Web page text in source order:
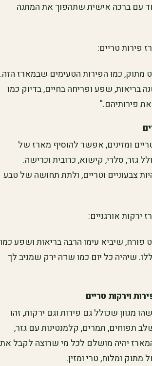
עם ברכה אישית שתהפוך את המתנה
פירות טריים:
כמו הפירות הטעימים שבמארז הזה.
בריאות, שפע ופריחה בחיים, בדיוק כמו
פירותיהם."
ומזינים, אפשר להוסיף מארז של
גזר, סלרי, קישוא, כרובית וכרישה.
צבעוניים וטריים, ולתת תחושה של טבע
ירקות אורגניים:
שיביא עימו הרבה בריאות ושפע כמו
שיהיה כל יום כמו שדה ירק שמניב לך
וירקות טריים
מגוון שכולל גם פירות וגם ירקות, זהו
תפוחים, תמרים, קלמנטינות עם גזר,
יהיה מושלם לכל מי שרוצה לקבל את
ומלוח, טרי ומזין.